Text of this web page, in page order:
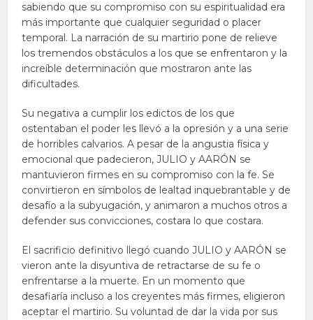
sabiendo que su compromiso con su espiritualidad era
más importante que cualquier seguridad o placer
temporal. La narración de su martirio pone de relieve
los tremendos obstáculos a los que se enfrentaron y la
increíble determinación que mostraron ante las
dificultades.
Su negativa a cumplir los edictos de los que
ostentaban el poder les llevó a la opresión y a una serie
de horribles calvarios. A pesar de la angustia física y
emocional que padecieron, JULIO y AARÓN se
mantuvieron firmes en su compromiso con la fe. Se
convirtieron en símbolos de lealtad inquebrantable y de
desafío a la subyugación, y animaron a muchos otros a
defender sus convicciones, costara lo que costara.
El sacrificio definitivo llegó cuando JULIO y AARÓN se
vieron ante la disyuntiva de retractarse de su fe o
enfrentarse a la muerte. En un momento que
desafiaría incluso a los creyentes más firmes, eligieron
aceptar el martirio. Su voluntad de dar la vida por sus